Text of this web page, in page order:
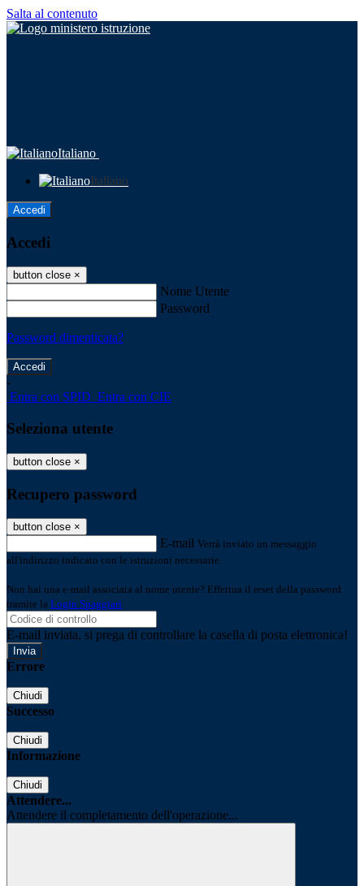
Salta al contenuto
Italiano
Italiano
Accedi
Accedi
button close ×
Nome Utente
Password
Password dimenticata?
-
Entra con SPID Entra con CIE
Seleziona utente
button close ×
Recupero password
button close ×
E-mail Verrà inviato un messaggio
all'indirizzo indicato con le istruzioni necessarie.
Non hai una e-mail associata al nome utente? Effettua il reset della password
tramite la Login Spaggiari
E-mail inviata, si prega di controllare la casella di posta elettronica!
Errore
Chiudi
Successo
Chiudi
Informazione
Chiudi
Attendere...
Attendere il completamento dell'operazione...